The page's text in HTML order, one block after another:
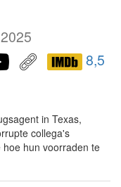
2025
8,5
in Texas,
collega's
hun voorraden te